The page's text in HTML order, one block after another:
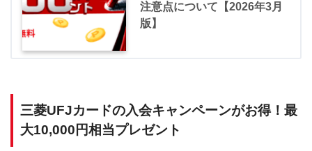
注意点について【2026年3月
版】
三菱UFJカードの入会キャンペーンがお得！最
大10,000円相当プレゼント